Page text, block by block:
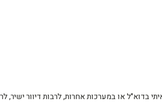
או במערכות אחרות, לרבות דיוור ישיר,